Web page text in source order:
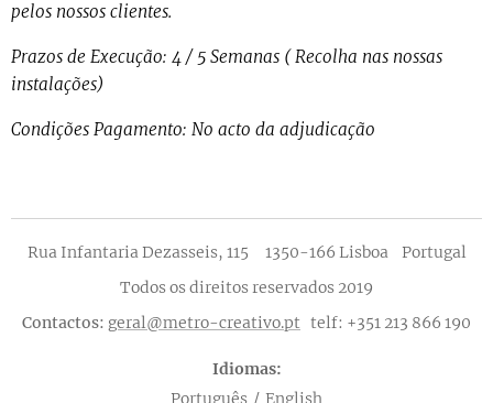
pelos nossos clientes.
Prazos de Execução: 4 / 5 Semanas ( Recolha nas nossas
instalações)
Condições Pagamento: No acto da adjudicação
Rua Infantaria Dezasseis, 115 1350-166 Lisboa Portugal
Todos os direitos reservados 2019
Contactos: geral@metro-creativo.pt telf: +351 213 866 190
Idiomas
Português
English